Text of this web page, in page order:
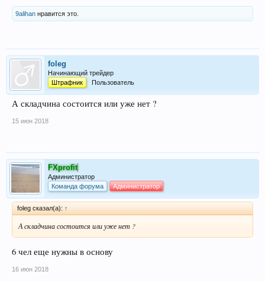
9alihan нравится это.
foleg
Начинающий трейдер
Штрафник
Пользователь
А складчина состоится или уже нет ?
15 июн 2018
FXprofit
Администратор
Команда форума
Администратор
foleg сказал(а): ↑
А складчина состоится или уже нет ?
6 чел еще нужны в основу
16 июн 2018